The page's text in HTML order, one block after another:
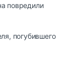
повредили
погубившего